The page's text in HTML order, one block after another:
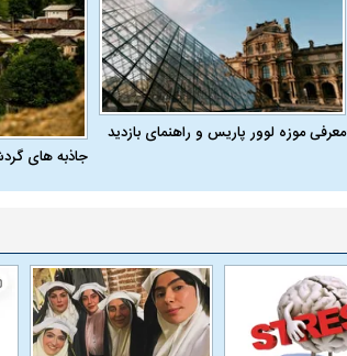
معرفی موزه لوور پاریس و راهنمای بازدید
جاذبه های